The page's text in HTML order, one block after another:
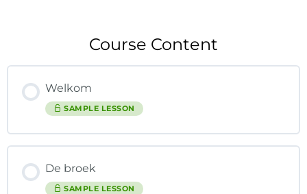
Course Content
Welkom
SAMPLE LESSON
De broek
SAMPLE LESSON